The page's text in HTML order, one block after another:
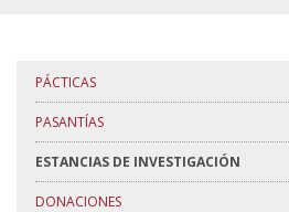
PÁCTICAS
PASANTÍAS
ESTANCIAS DE INVESTIGACIÓN
DONACIONES